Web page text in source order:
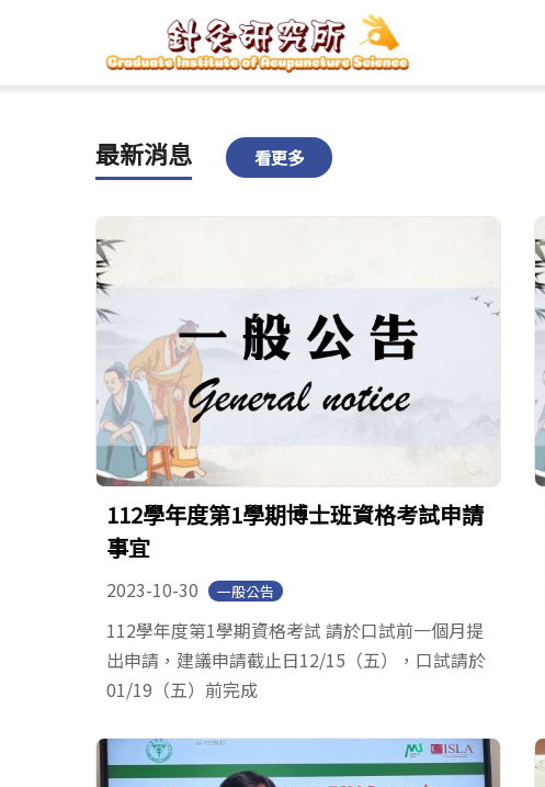
最新消息 看更多
112學年度第1學期博士班資格考試申請
事宜
2023-10-30 一般公告
112學年度第1學期資格考試 請於口試前一個月提
出申請，建議申請截止日12/15（五），口試請於
01/19（五）前完成